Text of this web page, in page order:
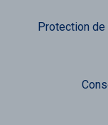
Protection